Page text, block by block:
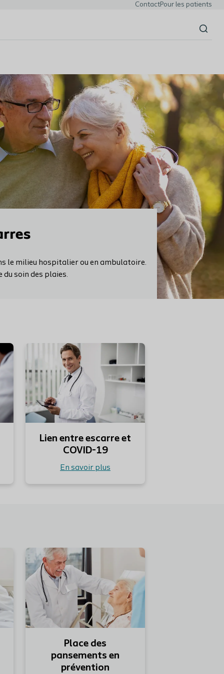
ContactPour les patients
le milieu hospitalier ou en ambulatoire.
soin des plaies.
En savoir plus En savoir plus
Lien entre escarre et
COVID-19
En savoir plus
En savoir plus En savoir plus
Place des
pansements en
prévention